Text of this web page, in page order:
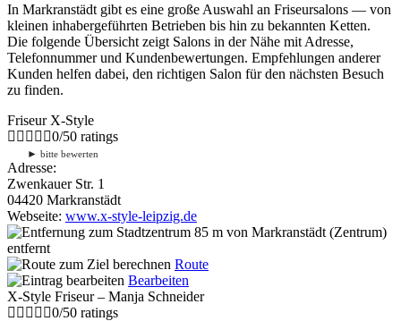
In Markranstädt gibt es eine große Auswahl an Friseursalons — von
kleinen inhabergeführten Betrieben bis hin zu bekannten Ketten.
Die folgende Übersicht zeigt Salons in der Nähe mit Adresse,
Telefonnummer und Kundenbewertungen. Empfehlungen anderer
Kunden helfen dabei, den richtigen Salon für den nächsten Besuch
zu finden.
Friseur X-Style
0/50 ratings
► bitte bewerten
Adresse:
Zwenkauer Str. 1
04420 Markranstädt
Webseite: www.x-style-leipzig.de
85 m von Markranstädt (Zentrum)
entfernt
Route
Bearbeiten
X-Style Friseur – Manja Schneider
0/50 ratings